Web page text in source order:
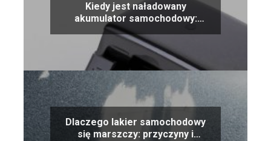
Kiedy jest naładowany
akumulator samochodowy:
oznaki i wskazówki
Dlaczego lakier samochodowy
się marszczy: przyczyny i